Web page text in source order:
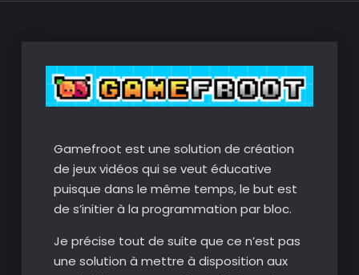
Gamefroot est une solution de création
de jeux vidéos qui se veut éducative
puisque dans le même temps, le but est
de s’initier à la programmation par bloc.
Je précise tout de suite que ce n’est pas
une solution à mettre à disposition aux